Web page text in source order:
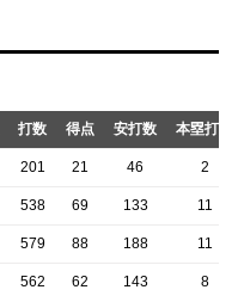
打数 得点 安打数 本塁打数
201 21 46 2
538 69 133 11
579 88 188 11
562 62 143 8